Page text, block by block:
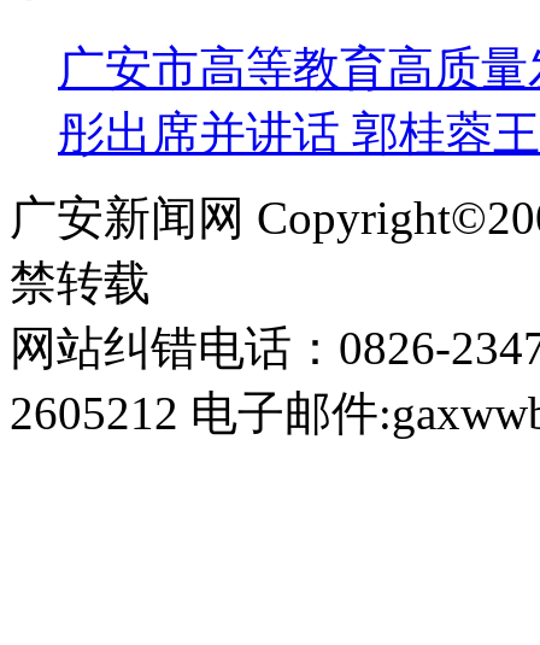
广安市高等教育高质
彤出席并讲话 郭桂蓉
广安新闻网
禁转载
网站纠错电话：0826-
2605212 电子邮件